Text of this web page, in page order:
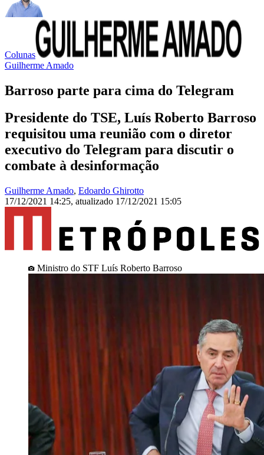
Colunas
Guilherme Amado
Barroso parte para cima do Telegram
Presidente do TSE, Luís Roberto Barroso
requisitou uma reunião com o diretor
executivo do Telegram para discutir o
combate à desinformação
Guilherme Amado, Edoardo Ghirotto
17/12/2021 14:25, atualizado 17/12/2021 15:05
Ministro do STF Luís Roberto Barroso